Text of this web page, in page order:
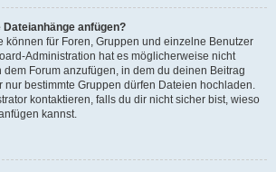
anfügen?
können für Foren, Gruppen und einzelne Benutzer
Administration hat es möglicherweise nicht
Forum anzufügen, in dem du deinen Beitrag
nur bestimmte Gruppen dürfen Dateien hochladen.
kontaktieren, falls du dir nicht sicher bist, wieso
kannst.